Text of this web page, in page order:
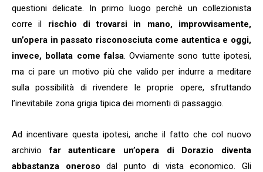
questioni delicate. In primo luogo perchè un collezionista
corre il rischio di trovarsi in mano, improvvisamente,
un’opera in passato risconosciuta come autentica e oggi,
invece, bollata come falsa. Ovviamente sono tutte ipotesi,
ma ci pare un motivo più che valido per indurre a meditare
sulla possibilità di rivendere le proprie opere, sfruttando
l’inevitabile zona grigia tipica dei momenti di passaggio.
Ad incentivare questa ipotesi, anche il fatto che col nuovo
archiviofar autenticare un’opera di Dorazio diventa
abbastanza oneroso dal punto di vista economico. Gli